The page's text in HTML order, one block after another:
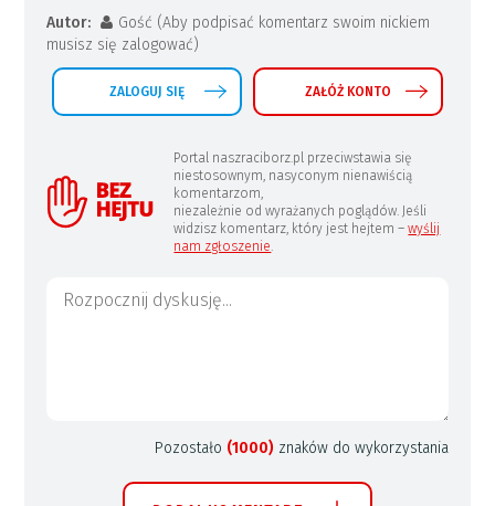
Autor:
Gość (Aby podpisać komentarz swoim nickiem
musisz się zalogować)
ZALOGUJ SIĘ ZAŁÓŻ KONTO
Portal naszraciborz.pl przeciwstawia się
niestosownym, nasyconym nienawiścią
komentarzom,
niezależnie od wyrażanych poglądów. Jeśli
widzisz komentarz, który jest hejtem –wyślij
nam zgłoszenie
Pozostało (1000) znaków do wykorzystania